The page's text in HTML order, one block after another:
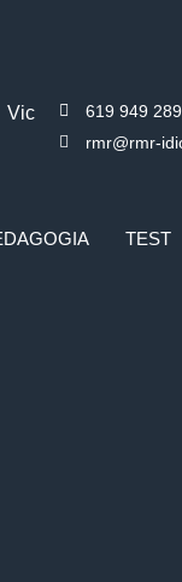
Vic
619 949
rmr@rmr-
TEST